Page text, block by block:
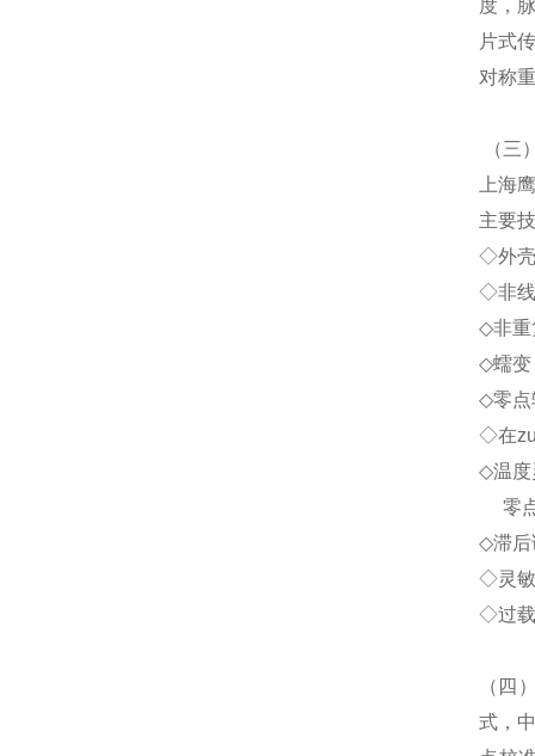
度，
片式
对称
（三
上海
主要
◇外
◇非
◇非
◇蠕变
◇零
◇在
◇温
零
◇滞
◇灵
◇过
（ 四
式，